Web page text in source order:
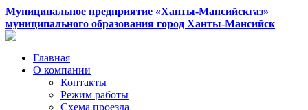
Муниципальное предприятие «Ханты-Мансийскгаз»
муниципального образования город Ханты-Мансийск
Главная
О компании
Контакты
Режим работы
Схема проезда